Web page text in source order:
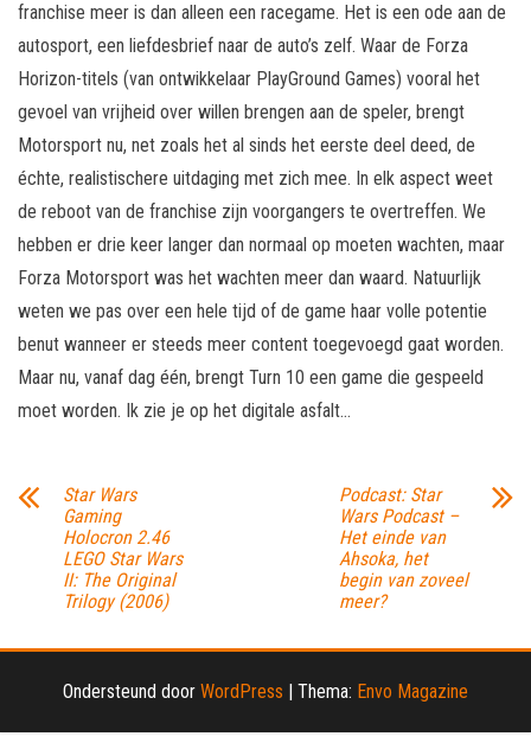
franchise meer is dan alleen een racegame. Het is een ode aan de
autosport, een liefdesbrief naar de auto’s zelf. Waar de Forza
Horizon-titels (van ontwikkelaar PlayGround Games) vooral het
gevoel van vrijheid over willen brengen aan de speler, brengt
Motorsport nu, net zoals het al sinds het eerste deel deed, de
échte, realistischere uitdaging met zich mee. In elk aspect weet
de reboot van de franchise zijn voorgangers te overtreffen. We
hebben er drie keer langer dan normaal op moeten wachten, maar
Forza Motorsport was het wachten meer dan waard. Natuurlijk
weten we pas over een hele tijd of de game haar volle potentie
benut wanneer er steeds meer content toegevoegd gaat worden.
Maar nu, vanaf dag één, brengt Turn 10 een game die gespeeld
moet worden. Ik zie je op het digitale asfalt…
Star Wars
Gaming
Holocron 2.46
LEGO Star Wars
II: The Original
Trilogy (2006)
Podcast: Star
Wars Podcast –
Het einde van
Ahsoka, het
begin van zoveel
meer?
Ondersteund door WordPress | Thema: Envo Magazine